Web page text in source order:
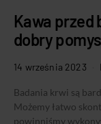
Kawa przed
dobry
14 września 2023
Badania krwi są
Możemy łatwo
powinniśmy